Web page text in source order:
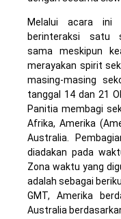
Melalui acara ini
berinteraksi satu
sama meskipun
merayakan spirit
masing-masing
tanggal 14 dan 21
Panitia membagi
Afrika, Amerika
Australia.
diadakan pada
Zona waktu yang
adalah sebagai
GMT, Amerika
Australia